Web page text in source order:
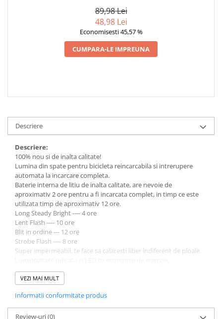
89,98 Lei
48,98 Lei
Economisesti 45,57 %
CUMPARA-LE IMPREUNA
Descriere
Descriere:
100% nou si de inalta calitate!
Lumina din spate pentru bicicleta reincarcabila si intrerupere
automata la incarcare completa.
Baterie interna de litiu de inalta calitate, are nevoie de
aproximativ 2 ore pentru a fi incarcata complet, in timp ce este
utilizata timp de aproximativ 12 ore.
Long Steady Bright ---- 4 ore
Lent Flash ---- 10 ore
Blit in ordine --- 12 ore
Strobe Flash ---- 8 ore
Super impermeabil, te face sa calaresti liber indiferent de ploaie.
Specificatii:
Culoare:Rosu
Dimensiune: 7.5 * 3 * 2cm / 2.95 * 1.18 * 0.79 "
Material: plastic
VEZI MAI MULT
Informatii conformitate produs
Review-uri(0)